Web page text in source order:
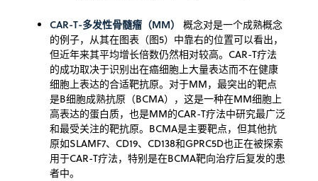
CAR-T-多发性骨髓瘤（MM） 概念对是一个成熟概念
的例子，从其在图表（图5）中靠右的位置可以看出，
但近年来其平均增长倍数仍然相对较高。CAR-T疗法
的成功取决于识别出在癌细胞上大量表达而不在健康
细胞上表达的合适靶抗原。对于MM，最突出的靶点
是B细胞成熟抗原（BCMA），这是一种在MM细胞上
高表达的蛋白质，也是MM的CAR-T疗法中研究最广泛
和最受关注的靶抗原。BCMA是主要靶点，但其他抗
原如SLAMF7、CD19、CD138和GPRC5D也正在被探索
用于CAR-T疗法，特别是在BCMA靶向治疗后复发的患
者中。